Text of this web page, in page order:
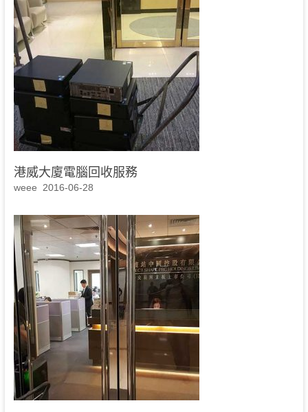
港威大廈電腦回收服務
weee 2016-06-28